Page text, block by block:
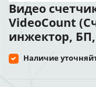
Видео
VideoCount
инжектор,
Наличие